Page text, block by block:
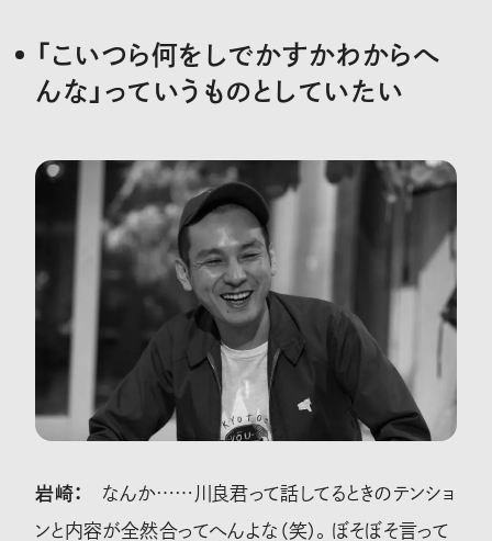
「こいつら何をしでかすかわからへ
んな」っていうものとしていたい
岩崎： なんか……川良君って話してるときのテンショ
ンと内容が全然合ってへんよな（笑）。ぼそぼそ言って